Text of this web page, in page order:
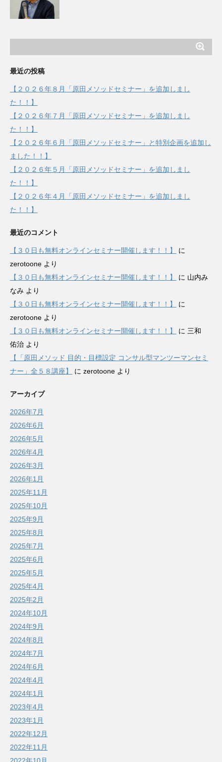
最近の投稿
【２０２６年８月「原田メソッドセミナー」を追加しまし
た！！】
【２０２６年７月「原田メソッドセミナー」を追加しまし
た！！】
【２０２６年６月「原田メソッドセミナー」と特別企画を追加し
ました！！】
【２０２６年５月「原田メソッドセミナー」を追加しまし
た！！】
【２０２６年４月「原田メソッドセミナー」を追加しまし
た！！】
最近のコメント
【３０日も無料オンラインセミナー開催します！！】
に
zerotoone より
【３０日も無料オンラインセミナー開催します！！】
に 山内み
なみ より
【３０日も無料オンラインセミナー開催します！！】
に
zerotoone より
【３０日も無料オンラインセミナー開催します！！】
に 三和
佑治 より
【「原田メソッド 目的・目標設定 コンサル型マンツーマンセミ
ナー」全５８講座】
に zerotoone より
アーカイブ
2026年7月
2026年6月
2026年5月
2026年4月
2026年3月
2026年1月
2025年11月
2025年10月
2025年9月
2025年8月
2025年7月
2025年6月
2025年5月
2025年4月
2025年2月
2024年10月
2024年9月
2024年8月
2024年7月
2024年6月
2024年4月
2024年1月
2023年4月
2023年1月
2022年12月
2022年11月